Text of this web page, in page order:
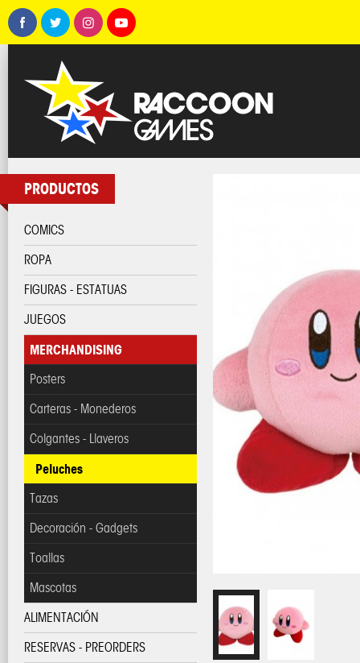
PRODUCTOS
COMICS
ROPA
FIGURAS - ESTATUAS
JUEGOS
MERCHANDISING
Posters
Carteras - Monederos
Colgantes - Llaveros
Peluches
Tazas
Decoración - Gadgets
Toallas
Mascotas
ALIMENTACIÓN
RESERVAS - PREORDERS